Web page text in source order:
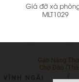
Giá đỡ xà
MLT1029